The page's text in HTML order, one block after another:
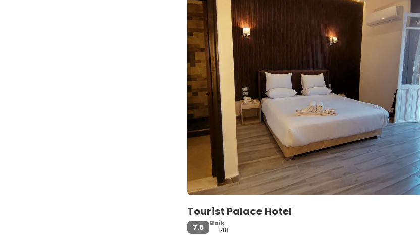
Tourist Palace Hotel
7.5
Baik
148